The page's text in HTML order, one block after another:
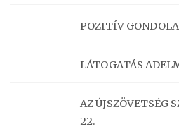
POZITÍV
LÁTOGATÁS
AZ ÚJSZÖVETSÉG
22.